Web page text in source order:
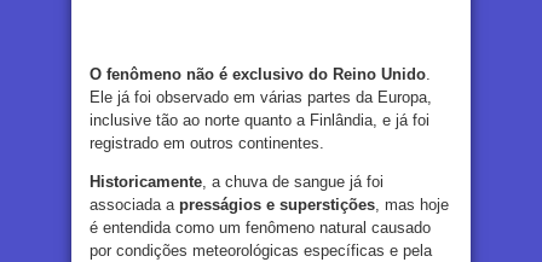
O fenômeno não é exclusivo do Reino Unido.
Ele já foi observado em várias partes da Europa,
inclusive tão ao norte quanto a Finlândia, e já foi
registrado em outros continentes.
Historicamente, a chuva de sangue já foi
associada a presságios e superstições, mas hoje
é entendida como um fenômeno natural causado
por condições meteorológicas específicas e pela